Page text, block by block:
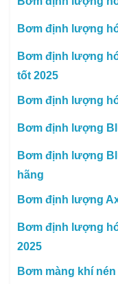
Bơm định lượng
Bơm định lượng
tốt 2025
Bơm định lượng
Bơm định lượng
Bơm định lượng
hãng
Bơm định lượng
Bơm định lượng
2025
Bơm màng khí